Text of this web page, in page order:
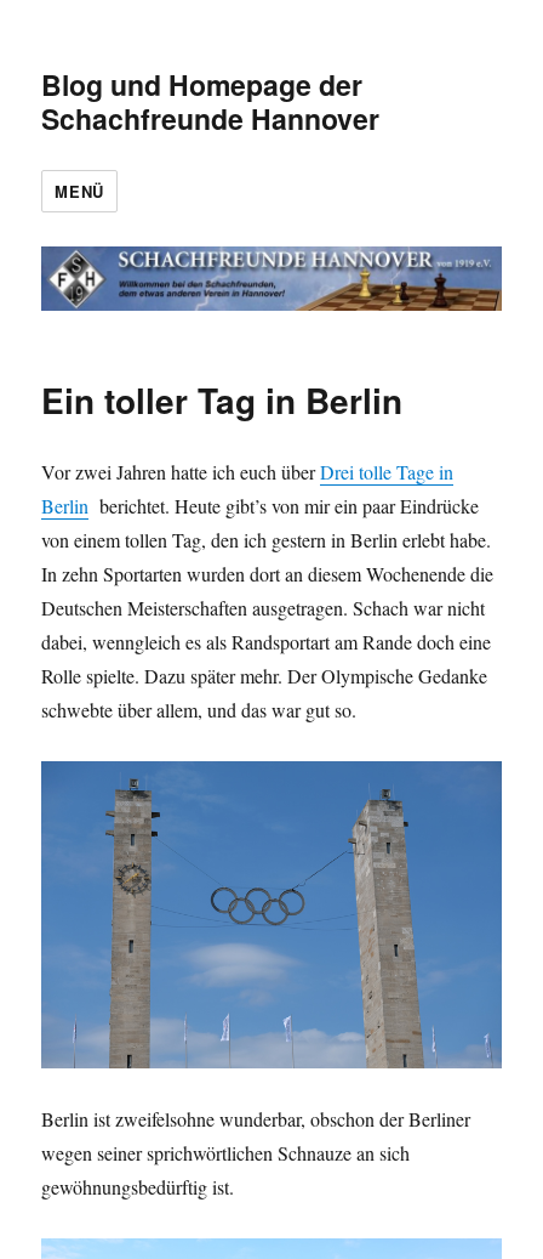
Blog und Homepage der
Schachfreunde Hannover
MENÜ
Ein toller Tag in Berlin
Vor zwei Jahren hatte ich euch überDrei tolle Tage in
Berlin berichtet. Heute gibt’s von mir ein paar Eindrücke
von einem tollen Tag, den ich gestern in Berlin erlebt habe.
In zehn Sportarten wurden dort an diesem Wochenende die
Deutschen Meisterschaften ausgetragen. Schach war nicht
dabei, wenngleich es als Randsportart am Rande doch eine
Rolle spielte. Dazu später mehr. Der Olympische Gedanke
schwebte über allem, und das war gut so.
Berlin ist zweifelsohne wunderbar, obschon der Berliner
wegen seiner sprichwörtlichen Schnauze an sich
gewöhnungsbedürftig ist.